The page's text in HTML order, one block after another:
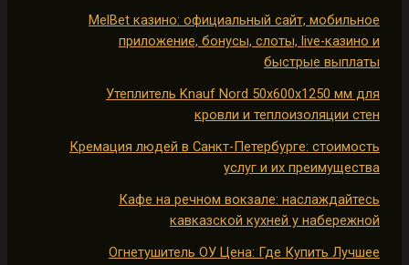
MelBet казино: официальный сайт, мобильное
приложение, бонусы, слоты, live-казино и
быстрые выплаты
Утеплитель Knauf Nord 50х600х1250 мм для
кровли и теплоизоляции стен
Кремация людей в Санкт-Петербурге: стоимость
услуг и их преимущества
Кафе на речном вокзале: наслаждайтесь
кавказской кухней у набережной
Огнетушитель ОУ Цена: Где Купить Лучшее